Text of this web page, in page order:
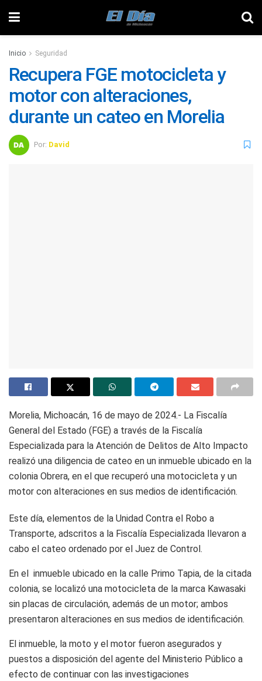
Inicio Seguridad
Recupera FGE motocicleta y
motor con alteraciones,
durante un cateo en Morelia
Por: David
Morelia, Michoacán, 16 de mayo de 2024.- La Fiscalía
General del Estado (FGE) a través de la Fiscalía
Especializada para la Atención de Delitos de Alto Impacto
realizó una diligencia de cateo en un inmueble ubicado en la
colonia Obrera, en el que recuperó una motocicleta y un
motor con alteraciones en sus medios de identificación.
Este día, elementos de la Unidad Contra el Robo a
Transporte, adscritos a la Fiscalía Especializada llevaron a
cabo el cateo ordenado por el Juez de Control.
En el inmueble ubicado en la calle Primo Tapia, de la citada
colonia, se localizó una motocicleta de la marca Kawasaki
sin placas de circulación, además de un motor; ambos
presentaron alteraciones en sus medios de identificación.
El inmueble, la moto y el motor fueron asegurados y
puestos a disposición del agente del Ministerio Público a
efecto de continuar con las investigaciones